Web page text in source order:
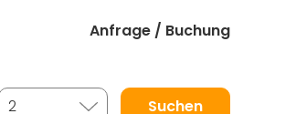
Anfrage / Buchung